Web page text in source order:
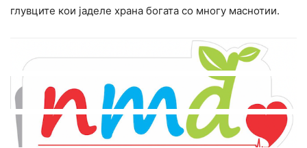
глyвците кои јаделе храна богата со многу маcнотии.